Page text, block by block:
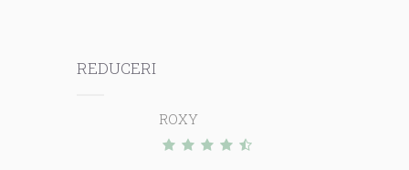
REDUCERI
ROXY